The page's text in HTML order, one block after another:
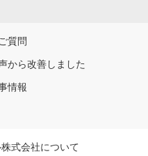
質問
から改善しました
情報
式会社について